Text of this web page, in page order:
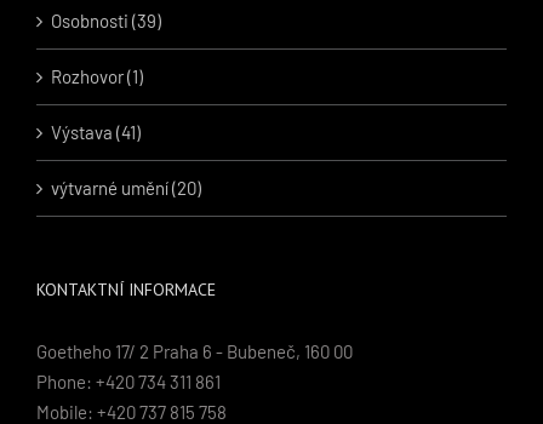
Osobnosti (39)
Rozhovor (1)
Výstava (41)
výtvarné umění (20)
KONTAKTNÍ INFORMACE
Goetheho 17/ 2 Praha 6 - Bubeneč, 160 00
Phone: +420 734 311 861
Mobile: +420 737 815 758